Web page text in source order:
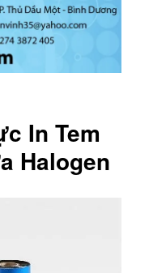
In Tem
Halogen